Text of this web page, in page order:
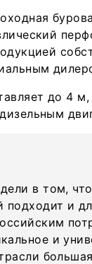
до 4
в том,
подходит и
и